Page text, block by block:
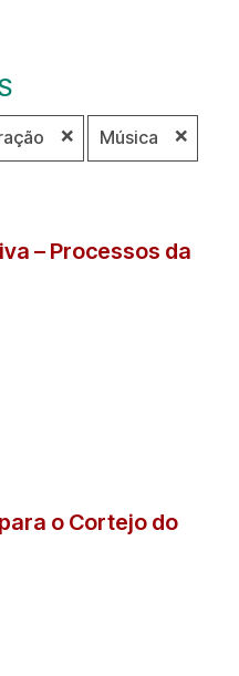
❌ ❌
Música
– Processos da
o Cortejo do